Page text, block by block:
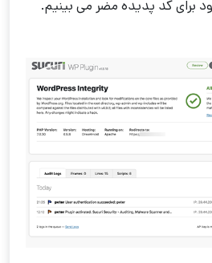
برای کد پدیده مضر می بینیم.